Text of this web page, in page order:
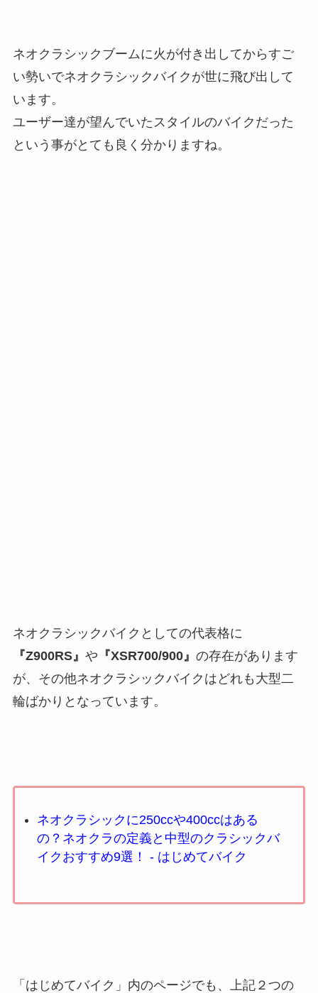
ネオクラシックブームに火が付き出してからすご
い勢いでネオクラシックバイクが世に飛び出して
います。
ユーザー達が望んでいたスタイルのバイクだった
という事がとても良く分かりますね。
ネオクラシックバイクとしての代表格に
『Z900RS』 や 『XSR700/900』 の存在があります
が、その他ネオクラシックバイクはどれも大型二
輪ばかりとなっています。
ネオクラシックに250ccや400ccはある
の？ネオクラの定義と中型のクラシックバ
イクおすすめ9選！ - はじめてバイク
「はじめてバイク」内のページでも、上記２つの